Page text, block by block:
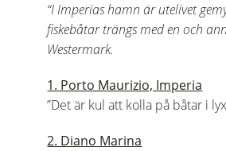
“I Imperias hamn är utelivet
fiskebåtar trängs med en och
Westermark.
1. Porto Maurizio, Imperia
”Det är kul att kolla på båtar i
2. Diano Marina